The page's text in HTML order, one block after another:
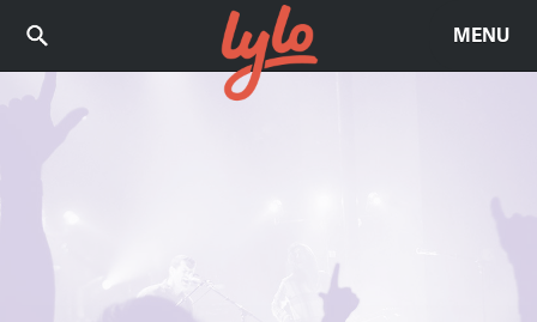
MENU